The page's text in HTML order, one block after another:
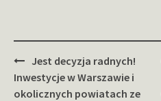
Zobacz
wpisy
Jest decyzja radnych!
Inwestycje w Warszawie i
okolicznych powiatach ze